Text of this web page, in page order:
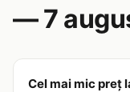
— 7
Cel mai mic preț